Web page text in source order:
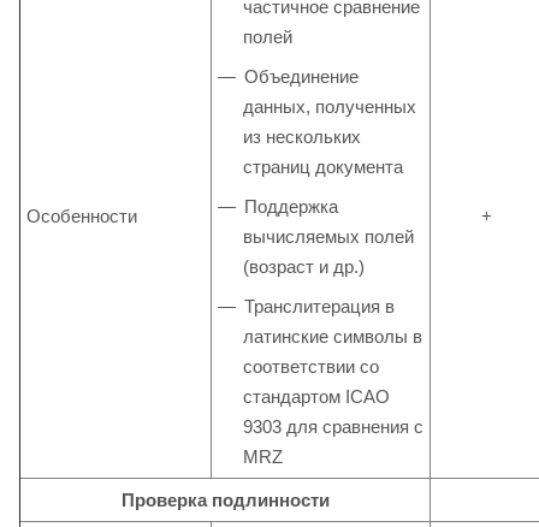
Особенности
частичное сравнение
полей
Объединение
данных, полученных
из нескольких
страниц документа
Поддержка
вычисляемых полей
(возраст и др.)
Транслитерация в
латинские символы в
соответствии со
стандартом ICAO
9303 для сравнения с
MRZ
+
Проверка подлинности